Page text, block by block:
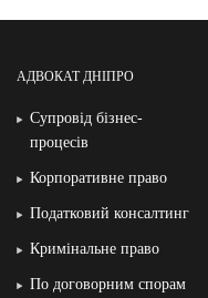
АДВОКАТ ДНІПРО
Супровід бізнес-
процесів
Корпоративне право
Податковий консалтинг
Кримінальне право
По договорним спорам